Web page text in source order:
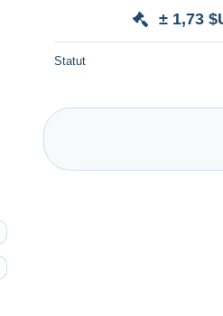
± 1,73
Statut